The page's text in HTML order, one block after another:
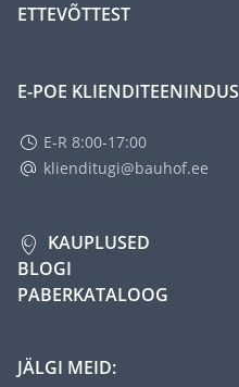
ETTEVÕTTEST
E-POE KLIENDITEENINDUS
E-R 8:00-17:00
klienditugi@bauhof.ee
KAUPLUSED
BLOGI
PABERKATALOOG
JÄLGI MEID: